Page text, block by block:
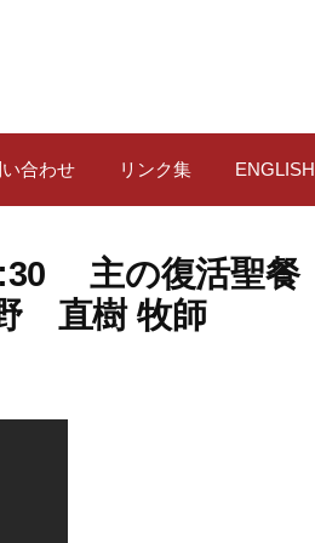
合わせ リンク集 ENGLISH
主の復活聖餐
直樹 牧師